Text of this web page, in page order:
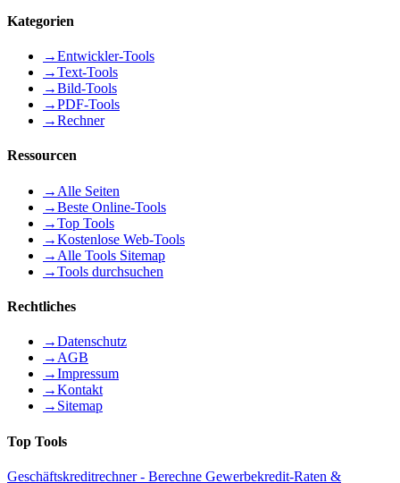
Kategorien
→Entwickler-Tools
→Text-Tools
→Bild-Tools
→PDF-Tools
→Rechner
Ressourcen
→ Alle Seiten
→Beste Online-Tools
→Top Tools
→Kostenlose Web-Tools
→ Alle Tools Sitemap
→Tools durchsuchen
Rechtliches
→Datenschutz
→ AGB
→Impressum
→Kontakt
→ Sitemap
Top Tools
Geschäftskreditrechner - Berechne Gewerbekredit-Raten &